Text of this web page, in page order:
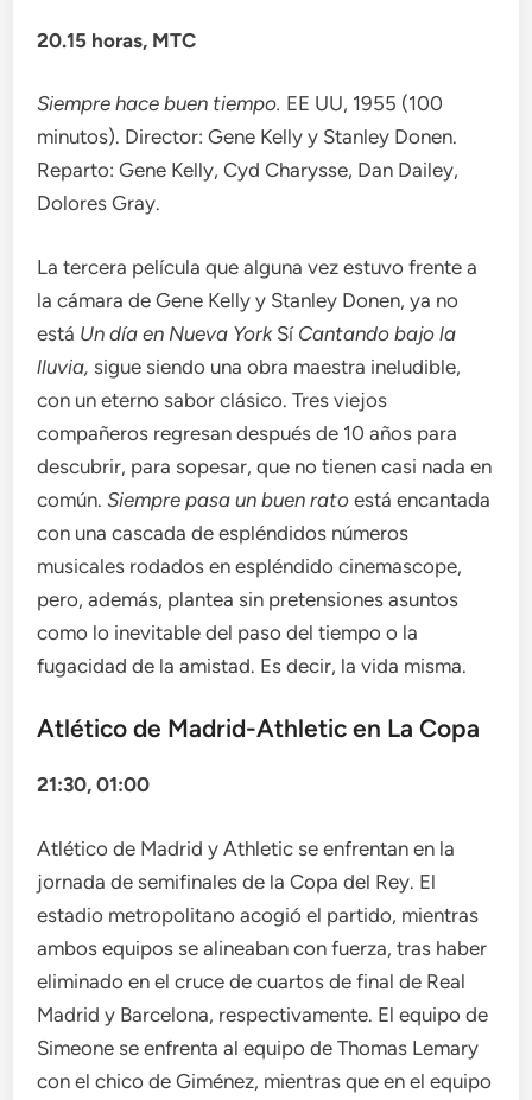
20.15 horas, MTC
Siempre hace buen tiempo. EE UU, 1955 (100
minutos). Director: Gene Kelly y Stanley Donen.
Reparto: Gene Kelly, Cyd Charysse, Dan Dailey,
Dolores Gray.
La tercera película que alguna vez estuvo frente a
la cámara de Gene Kelly y Stanley Donen, ya no
está Un día en Nueva York Sí Cantando bajo la
lluvia, sigue siendo una obra maestra ineludible,
con un eterno sabor clásico. Tres viejos
compañeros regresan después de 10 años para
descubrir, para sopesar, que no tienen casi nada en
común.Siempre pasa un buen rato está encantada
con una cascada de espléndidos números
musicales rodados en espléndido cinemascope,
pero, además, plantea sin pretensiones asuntos
como lo inevitable del paso del tiempo o la
fugacidad de la amistad. Es decir, la vida misma.
Atlético de Madrid-Athletic en La Copa
21:30, 01:00
Atlético de Madrid y Athletic se enfrentan en la
jornada de semifinales de la Copa del Rey. El
estadio metropolitano acogió el partido, mientras
ambos equipos se alineaban con fuerza, tras haber
eliminado en el cruce de cuartos de final de Real
Madrid y Barcelona, ​​respectivamente. El equipo de
Simeone se enfrenta al equipo de Thomas Lemary
con el chico de Giménez, mientras que en el equipo